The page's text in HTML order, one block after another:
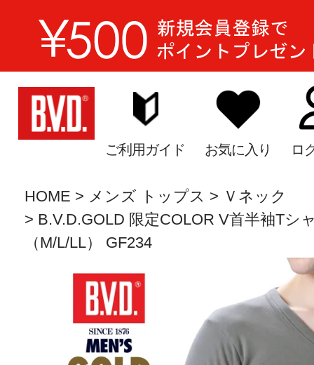
ご利用ガイド お気に入り ロ
HOME メンズ トップス
Ｖネック
B.V.D.GOLD 限定COLOR V首半袖Tシ
（M/L/LL） GF234